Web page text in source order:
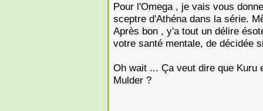
Pour l'Omega , je vais vous
sceptre d'Athéna dans la série.
Après bon , y'a tout un délire
votre santé mentale, de décidée
Oh wait ... Ça veut dire que Kuru
Mulder ?